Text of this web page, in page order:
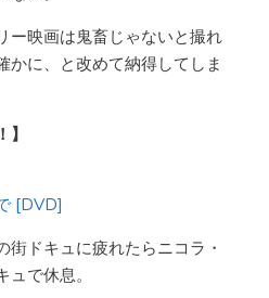
ー映画は鬼畜じゃないと撮れ
かに、と改めて納得してしま
[DVD]
街ドキュに疲れたらニコラ・
で休息。